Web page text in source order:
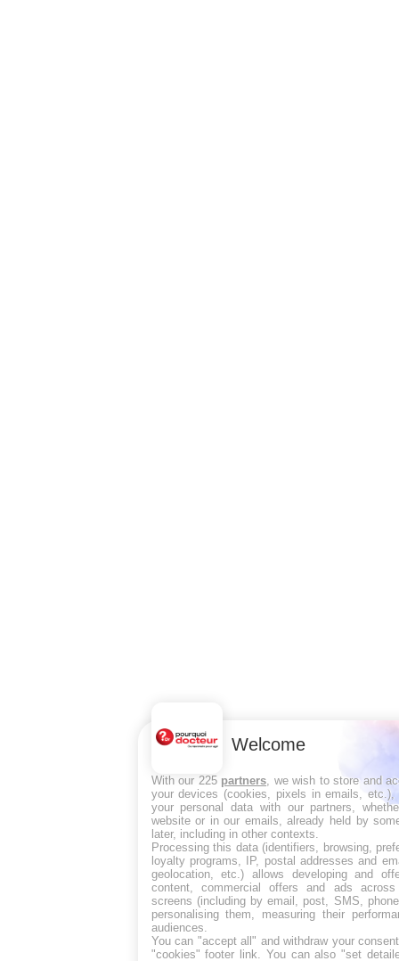
Welcome
With our 225 partners , we wish to store and
your devices (cookies, pixels in emails, etc.),
your personal data with our partners,
website or in our emails, already held by
later, including in other contexts.
Processing this data (identifiers, browsing,
loyalty programs, IP, postal addresses and
geolocation, etc.) allows developing and
content, commercial offers and ads
screens (including by email, post, SMS,
personalising them, measuring their
audiences.
You can "accept all" and withdraw your
"cookies" footer link . You can also "set